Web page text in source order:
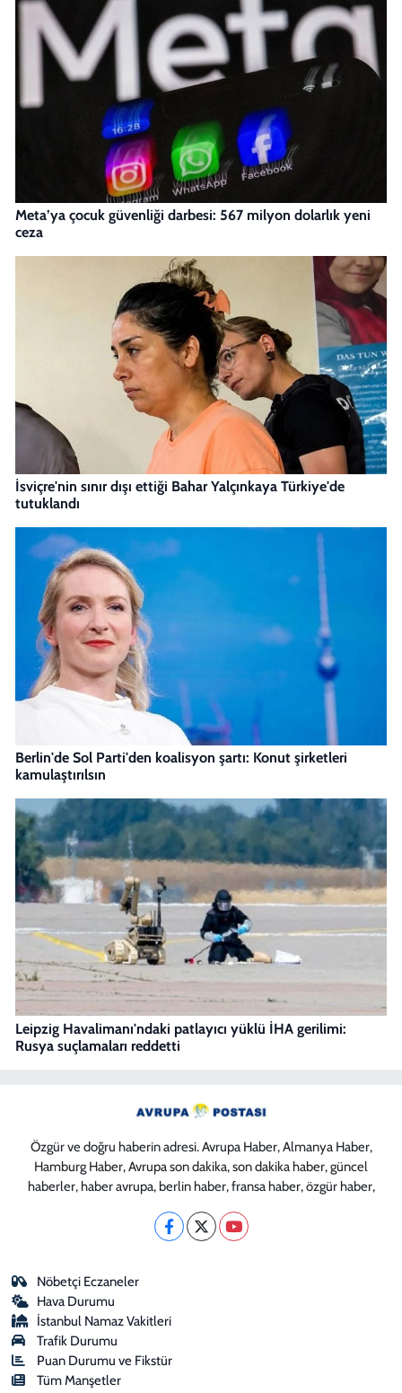
Meta’ya çocuk güvenliği darbesi: 567 milyon dolarlık yeni
ceza
İsviçre'nin sınır dışı ettiği Bahar Yalçınkaya Türkiye'de
tutuklandı
Berlin'de Sol Parti'den koalisyon şartı: Konut şirketleri
kamulaştırılsın
Leipzig Havalimanı'ndaki patlayıcı yüklü İHA gerilimi:
Rusya suçlamaları reddetti
Özgür ve doğru haberin adresi. Avrupa Haber, Almanya Haber,
Hamburg Haber, Avrupa son dakika, son dakika haber, güncel
haberler, haber avrupa, berlin haber, fransa haber, özgür haber,
Nöbetçi Eczaneler
Hava Durumu
İstanbul Namaz Vakitleri
Trafik Durumu
Puan Durumu ve Fikstür
Tüm Manşetler